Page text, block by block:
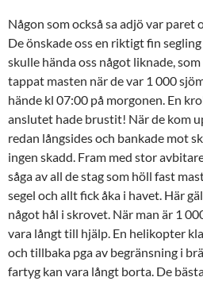
Någon som också sa adjö var paret
De önskade oss en riktigt fin
skulle hända oss något liknade,
tappat masten när de var 1 000
hände kl 07:00 på morgonen. En
anslutet hade brustit! När de kom
redan långsides och bankade mot
ingen skadd. Fram med stor
såga av all de stag som höll fast
segel och allt fick åka i havet. Här
något hål i skrovet. När man är 1
vara långt till hjälp. En helikopter
och tillbaka pga av begränsning i
fartyg kan vara långt borta. De